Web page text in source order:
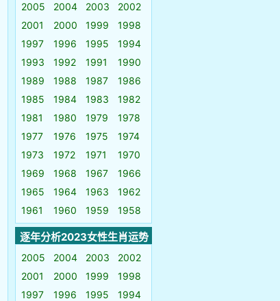
2005 2004 2003
2002
2001
2000 1999
1998
1997
1996 1995
1994
1993
1992 1991
1990
1989
1988 1987
1986
1985
1984 1983
1982
1981
1980 1979
1978
1977
1976 1975
1974
1973
1972 1971
1970
1969
1968 1967
1966
1965
1964 1963
1962
1961
1960 1959 1958
逐年分析2023女性生肖运势
2005 2004 2003
2002
2001
2000 1999
1998
1997
1996 1995
1994